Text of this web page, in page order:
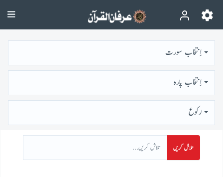
اِنتخاب سورت
اِنتخاب پارہ
رُكوع
تلاش کریں